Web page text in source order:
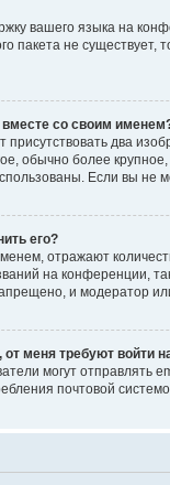
вашего языка на
пакета не
вместе со своим
присутствовать два
обычно более
Если вы
его?
отражают
на конференции,
и модератор
меня требуют войти
могут
почтовой